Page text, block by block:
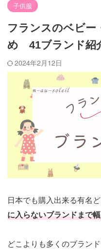
子供服
フランスのベビー
め 41ブランド紹
2024年2月12日
日本でも購入出来る有名ど
に入らないブランドまで
どこよりも多くのブラン